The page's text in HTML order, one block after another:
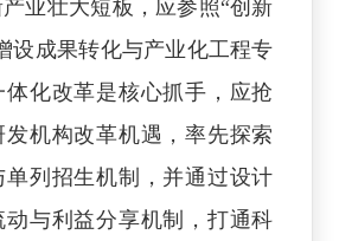
业壮大短板，应参照“创新
设成果转化与产业化工程专
化改革是核心抓手，应抢
机构改革机遇，率先探索
单列招生机制，并通过设计
动与利益分享机制，打通科